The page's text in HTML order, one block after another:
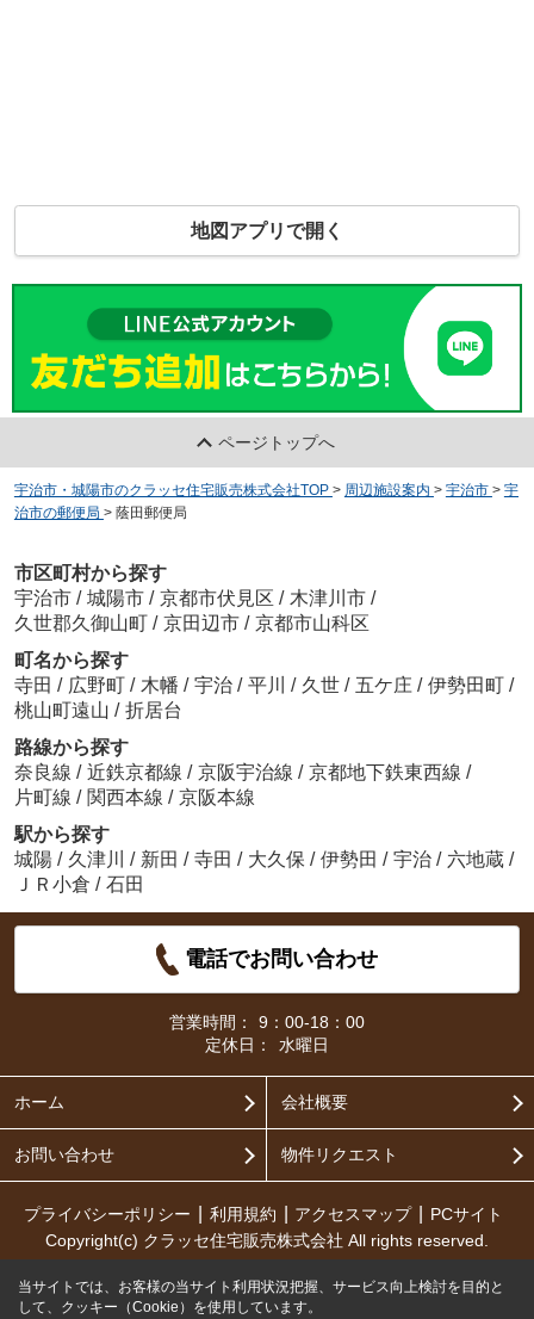
地図アプリで開く
ページトップへ
宇治市・城陽市のクラッセ住宅販売株式会社TOP > 周辺施設案内 > 宇治市 > 宇
治市の郵便局 > 蔭田郵便局
市区町村から探す
宇治市 / 城陽市 / 京都市伏見区 / 木津川市 /
久世郡久御山町 / 京田辺市 / 京都市山科区
町名から探す
寺田 / 広野町 / 木幡 / 宇治 / 平川 / 久世 / 五ケ庄 / 伊勢田町 /
桃山町遠山 / 折居台
路線から探す
奈良線 / 近鉄京都線 / 京阪宇治線 / 京都地下鉄東西線 /
片町線 / 関西本線 / 京阪本線
駅から探す
城陽 / 久津川 / 新田 / 寺田 / 大久保 / 伊勢田 / 宇治 / 六地蔵 /
ＪＲ小倉 / 石田
電話でお問い合わせ
営業時間：
9：00-18：00
定休日：
水曜日
ホーム 会社概要
お問い合わせ 物件リクエスト
プライバシーポリシー 利用規約 アクセスマップ
PCサイト
Copyright(c) クラッセ住宅販売株式会社 All rights reserved.
当サイトでは、お客様の当サイト利用状況把握、サービス向上検討を目的と
して、クッキー（Cookie）を使用しています。